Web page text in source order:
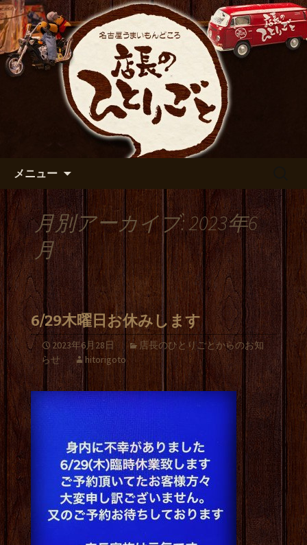
名古屋市伏見の居酒屋【店長の
ひとりごと】のブログ
出張や観光に名古屋めしがおすすめで
す
メニュー
月別アーカイブ: 2023年6
月
6/29木曜日お休みします
2023年6月28日
店長のひとりごとからのお知
らせ
hitorigoto